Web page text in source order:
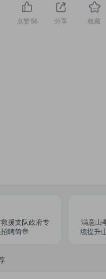
点赞 58 分享 收藏
援支队政府专
聘简章
满意山
续提升